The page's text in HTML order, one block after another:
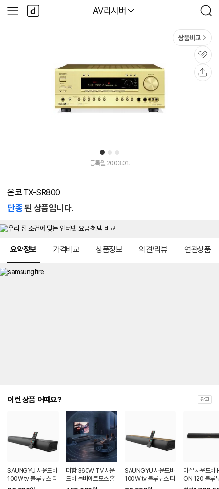
다나와
AV리시버
검
색
사
이
다
나
와
1 2 3
상품비교
관
심
등록월 2003.01.
온쿄 TX-SR800
단종된 상품입니다.
요약정보 가격비교 상품정보 의견/리뷰 연관상품
이런 상품 어때요? 광고
SAUNGYU 사운드바
100W tv 블루투스 티
비 스피커 홈시어터 A
더함 360W TV 사운
드바 돌비애트모스 홈
시어터 블루투스 스피
SAUNGYU 사운드바
100W tv 블루투스 티
비 거실 스피커 홈시어
마샬 사운드바
ON 120 블루